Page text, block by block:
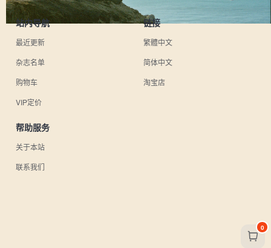
站内导航
最近更新
杂志名单
购物车
VIP定价
链接
繁體中文
简体中文
淘宝店
帮助服务
关于本站
联系我们
0